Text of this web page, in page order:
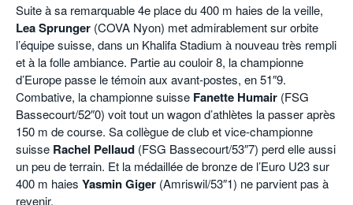
Suite à sa remarquable 4e place du 400 m haies de la veille,
Lea Sprunger (COVA Nyon) met admirablement sur orbite
l’équipe suisse, dans un Khalifa Stadium à nouveau très rempli
et à la folle ambiance. Partie au couloir 8, la championne
d’Europe passe le témoin aux avant-postes, en 51″9.
Combative, la championne suisse Fanette Humair (FSG
Bassecourt/52″0) voit tout un wagon d’athlètes la passer après
150 m de course. Sa collègue de club et vice-championne
suisse Rachel Pellaud (FSG Bassecourt/53″7) perd elle aussi
un peu de terrain. Et la médaillée de bronze de l’Euro U23 sur
400 m haies Yasmin Giger (Amriswil/53″1) ne parvient pas à
revenir.